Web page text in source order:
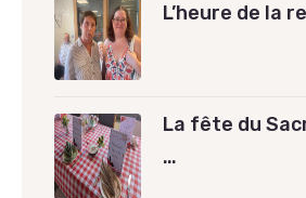
L’heure de la
La fête du
…